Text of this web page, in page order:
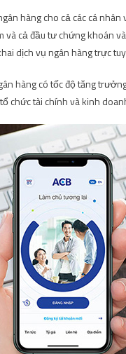
hàng cho cả các cá
và cả đầu tư chứng khoán
dịch vụ ngân hàng trực
hàng có tốc độ tăng
chức tài chính và kinh